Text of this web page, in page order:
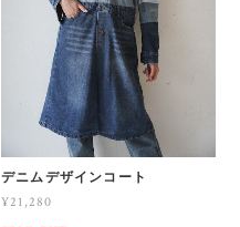
デニムデザインコート
¥21,280